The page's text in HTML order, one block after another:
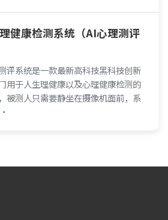
健康检测系统（AI心理测评
评系统是一款最新高科技黑科技创新
用于人生理健康以及心理健康检测的
被测人只需要静坐在摄像机面前，系